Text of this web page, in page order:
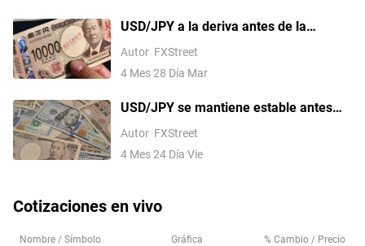
USD/JPY a la deriva antes de la
semana de políticas gemelas del BoJ y
Autor FXStreet
4 Mes 28 Día Mar
USD/JPY se mantiene estable antes
del IPC de Japón y los PMI de EE.UU.
Autor FXStreet
4 Mes 24 Día Vie
Cotizaciones en vivo
Nombre / Símbolo Gráfica % Cambio / Precio